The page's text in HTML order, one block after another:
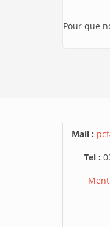
Pour que
Mail :
Tel :